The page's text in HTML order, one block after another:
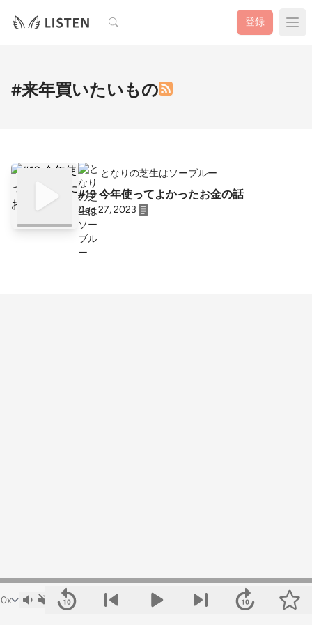
検索 登録
#来年買いたいもの
となりの芝生はソーブルー
#19 今年使ってよかったお金の話
Dec 27, 2023